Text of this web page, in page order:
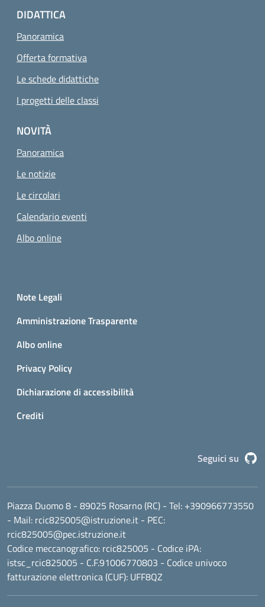
DIDATTICA
Panoramica
Offerta formativa
Le schede didattiche
I progetti delle classi
NOVITÀ
Panoramica
Le notizie
Le circolari
Calendario eventi
Albo online
Small prints
Note Legali
Amministrazione Trasparente
Albo online
Privacy Policy
Dichiarazione di accessibilità
Crediti
Seguici su
Piazza Duomo 8 - 89025 Rosarno (RC) - Tel: +390966773550
- Mail: rcic825005@istruzione.it - PEC:
rcic825005@pec.istruzione.it
Codice meccanografico: rcic825005 - Codice iPA:
istsc_rcic825005 - C.F.91006770803 - Codice univoco
fatturazione elettronica (CUF): UFF8QZ